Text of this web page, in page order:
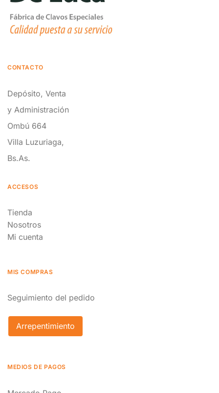
CONTACTO
Depósito, Venta
y Administración
Ombú 664
Villa Luzuriaga,
Bs.As.
ACCESOS
Tienda
Nosotros
Mi cuenta
MIS COMPRAS
Seguimiento del pedido
Arrepentimiento
MEDIOS DE PAGOS